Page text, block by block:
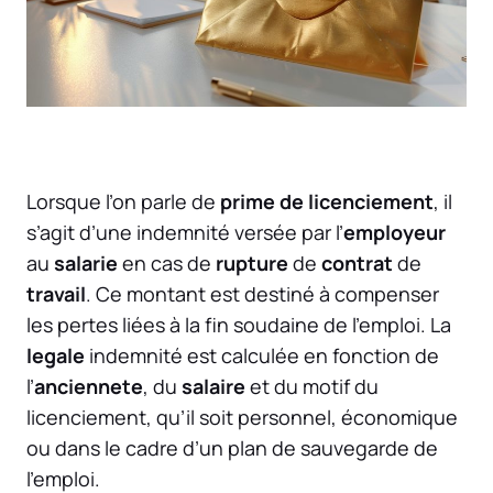
Lorsque l’on parle de prime de licenciement, il
s’agit d’une indemnité versée par l’employeur
au salarie en cas de rupture de contrat de
travail. Ce montant est destiné à compenser
les pertes liées à la fin soudaine de l’emploi. La
legale indemnité est calculée en fonction de
l’anciennete, du salaire et du motif du
licenciement, qu’il soit personnel, économique
ou dans le cadre d’un plan de sauvegarde de
l’emploi.